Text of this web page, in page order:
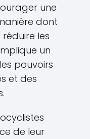
une
dont
les
un
pouvoirs
et des
de leur